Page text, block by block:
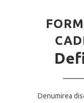
Denumirea